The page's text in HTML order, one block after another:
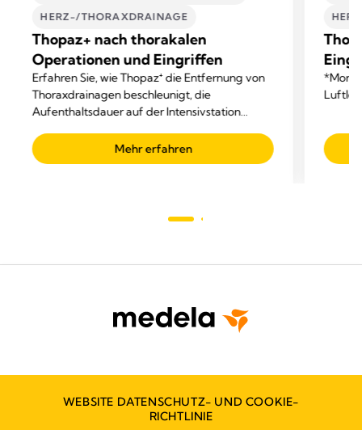
HERZ-/THORAXDRAINAGE
Thopaz+ nach thorakalen
Operationen und Eingriffen
Erfahren Sie, wie Thopaz⁺ die Entfernung von
Thoraxdrainagen beschleunigt, die
Aufenthaltsdauer auf der Intensivstation
Mehr erfahren
WEBSITE DATENSCHUTZ- UND COOKIE-
RICHTLINIE